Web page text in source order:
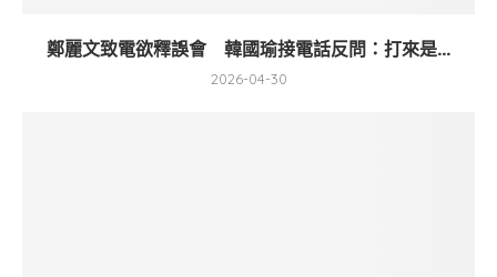
鄭麗文致電欲釋誤會 韓國瑜接電話反問：打來是...
2026-04-30